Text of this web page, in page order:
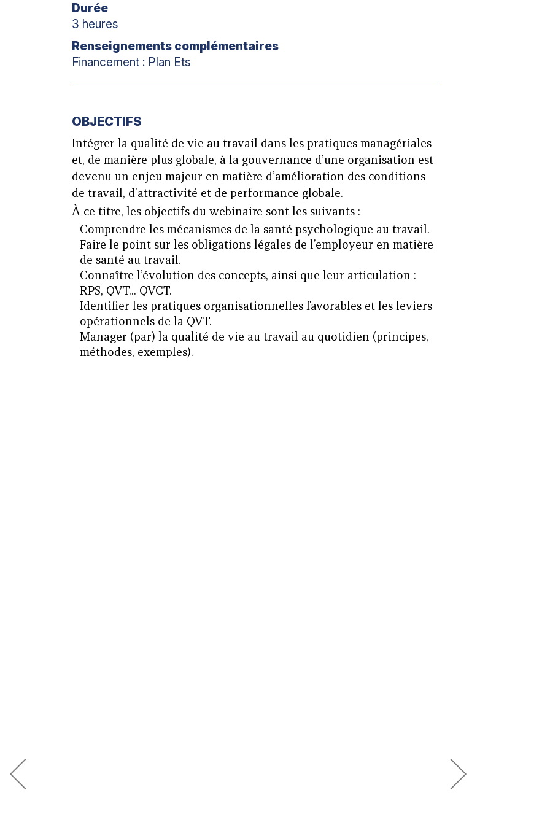
Durée
3 heures
Renseignements complémentaires
Financement : Plan Ets
OBJECTIFS
Intégrer la qualité de vie au travail dans les pratiques managériales
et, de manière plus globale, à la gouvernance d’une organisation est
devenu un enjeu majeur en matière d’amélioration des conditions
de travail, d’attractivité et de performance globale.
À ce titre, les objectifs du webinaire sont les suivants :
Comprendre les mécanismes de la santé psychologique au travail.
Faire le point sur les obligations légales de l’employeur en matière
de santé au travail.
Connaître l’évolution des concepts, ainsi que leur articulation :
RPS, QVT... QVCT.
Identifier les pratiques organisationnelles favorables et les leviers
opérationnels de la QVT.
Manager (par) la qualité de vie au travail au quotidien (principes,
méthodes, exemples).